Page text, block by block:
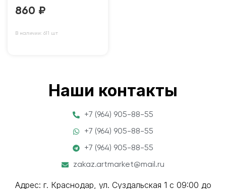
860 ₽
В наличии: 611 шт
Наши контакты
+7 (964) 905-88-55
+7 (964) 905-88-55
+7 (964) 905-88-55
zakaz.artmarket@mail.ru
Адрес: г. Краснодар, ул. Суздальская 1 с 09:00 до